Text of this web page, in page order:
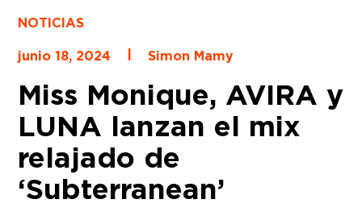
NOTICIAS
junio 18, 2024
Simon Mamy
Miss Monique, AVIRA y
LUNA lanzan el mix
relajado de
‘Subterranean’